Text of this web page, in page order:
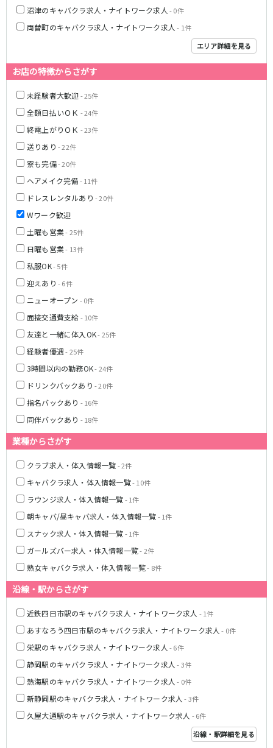
沼津のキャバクラ求人・ナイトワーク求人 - 0件
両替町のキャバクラ求人・ナイトワーク求人 - 1件
エリア詳細を見る
お店の特徴からさがす
未経験者大歓迎- 25件
全額日払いＯＫ - 24件
終電上がりＯＫ - 23件
送りあり - 22件
寮も完備- 20件
ヘアメイク完備- 11件
ドレスレンタルあり - 20件
Wワーク歓迎
土曜も営業- 25件
日曜も営業- 13件
私服OK- 5件
迎えあり - 6件
ニューオープン - 0件
面接交通費支給- 10件
友達と一緒に体入OK- 25件
経験者優遇- 25件
3時間以内の勤務OK- 24件
ドリンクバックあり - 20件
指名バックあり - 16件
同伴バックあり - 18件
業種からさがす
クラブ求人・体入情報一覧- 2件
キャバクラ求人・体入情報一覧- 10件
ラウンジ求人・体入情報一覧- 1件
朝キャバ/昼キャバ求人・体入情報一覧- 1件
スナック求人・体入情報一覧- 1件
ガールズバー求人・体入情報一覧- 2件
熟女キャバクラ求人・体入情報一覧- 8件
沿線・駅からさがす
近鉄四日市駅のキャバクラ求人・ナイトワーク求人 - 1件
あすなろう四日市駅のキャバクラ求人・ナイトワーク求人 - 0件
栄駅のキャバクラ求人・ナイトワーク求人 - 6件
静岡駅のキャバクラ求人・ナイトワーク求人 - 3件
熱海駅のキャバクラ求人・ナイトワーク求人 - 0件
新静岡駅のキャバクラ求人・ナイトワーク求人 - 3件
久屋大通駅のキャバクラ求人・ナイトワーク求人 - 6件
沿線・駅詳細を見る